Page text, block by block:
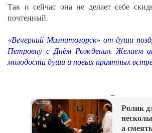
Так и сейчас она не делает себе
почтенный.
«Вечерний Магнитогорск» от души
Петровну с Днём Рождения. Желаем
молодости души и новых приятных
Ролик
а